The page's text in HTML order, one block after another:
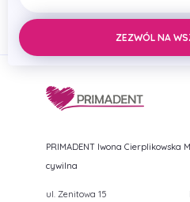
PRIMADENT Iwona Cierplikowska
cywilna
ul. Zenitowa 15
ZEZWÓL NA